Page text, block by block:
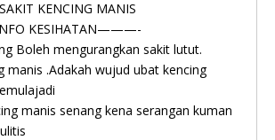
KENCING MANIS
KESIHATAN———-
Boleh mengurangkan sakit lutut.
manis .Adakah wujud ubat kencing
manis senang kena serangan kuman